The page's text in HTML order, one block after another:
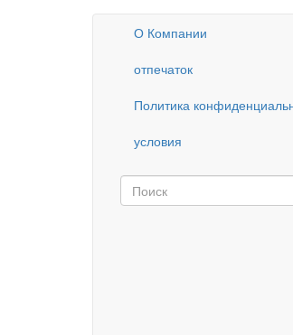
Kopfzeile
О Компании
отпечаток
Политика
условия
Suchformular
Поиск